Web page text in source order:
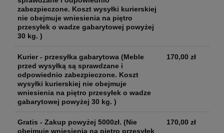
zabezpieczone. Koszt wysyłki kurierskiej
nie obejmuje wniesienia na piętro
przesyłek o wadze gabarytowej powyżej
30 kg. )
Kurier - przesyłka gabarytowa (Meble
przed wysyłką są sprawdzane i
odpowiednio zabezpieczone. Koszt
wysyłki kurierskiej nie obejmuje
wniesienia na piętro przesyłek o wadze
gabarytowej powyżej 30 kg. )
170,00 zł
Gratis - Zakup powyżej 5000zł. (Nie
obejmuje wniesienia na piętro przesyłek
170,00 zł